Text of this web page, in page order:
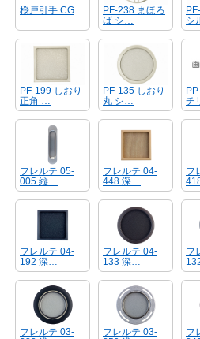
桜戸引手 CG
PF-238 まほろ
ば シ…
シ
PF-199 しおり
正角 …
PF-135 しおり
丸 シ…
チ
フレルテ 05‐
005 縦…
フレルテ 04‐
448 深…
フ
フレルテ 04‐
192 深…
フレルテ 04‐
133 深…
フ
フレルテ 03‐
フレルテ 03‐
フ